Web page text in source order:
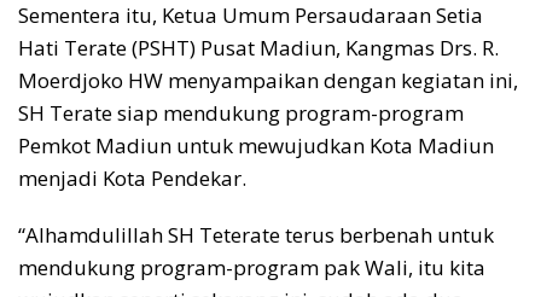
Sementera itu, Ketua Umum Persaudaraan Setia
Hati Terate (PSHT) Pusat Madiun, Kangmas Drs. R.
Moerdjoko HW menyampaikan dengan kegiatan ini,
SH Terate siap mendukung program-program
Pemkot Madiun untuk mewujudkan Kota Madiun
menjadi Kota Pendekar.
“Alhamdulillah SH Teterate terus berbenah untuk
mendukung program-program pak Wali, itu kita